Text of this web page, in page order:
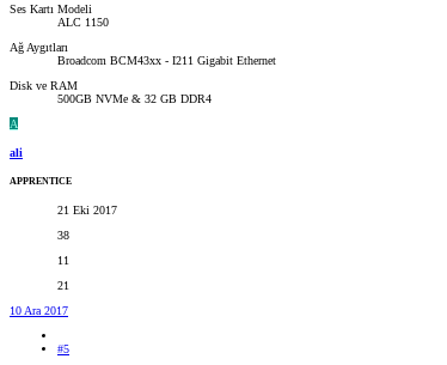
Ses Kartı Modeli
ALC 1150
Ağ Aygıtları
Broadcom BCM43xx - I211 Gigabit Ethernet
Disk ve RAM
500GB NVMe & 32 GB DDR4
A
ali
APPRENTICE
21 Eki 2017
38
11
21
10 Ara 2017
#5